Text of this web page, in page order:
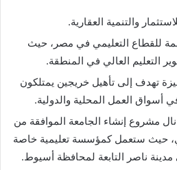
والتنمية العقارية.
للقطاع التعليمي في مصر، حيث
التعليم العالي في المنطقة.
تهدف إلى تأهيل خريجين يمتلكون
أسواق العمل المحلية والدولية.
8 أغسطس 2021، نال مشروع إنشاء الجامعة الموافقة من
حيث ستعمل كمؤسسة تعليمية خاصة